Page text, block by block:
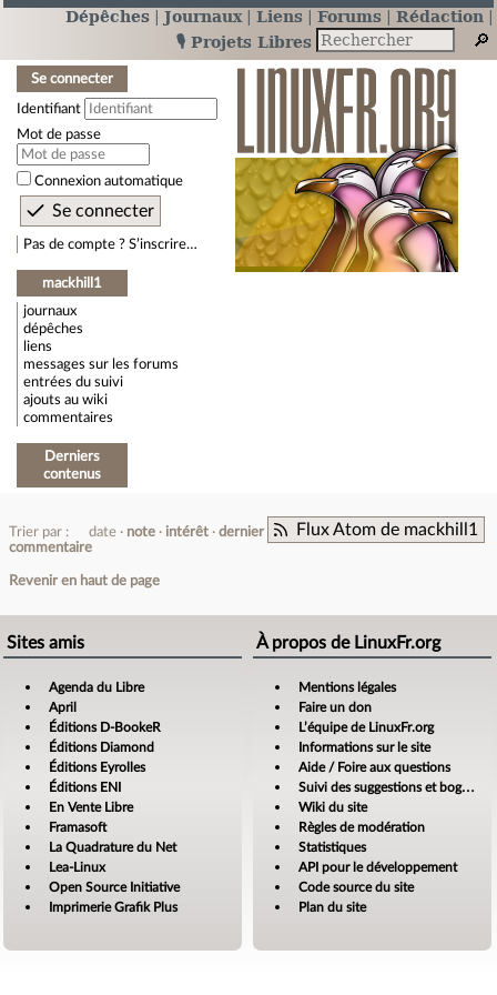
Dépêches Journaux Liens Forums
Rédaction
🎙️ Projets Libres
Se connecter
Identifiant
Mot de passe
Connexion automatique
Pas de compte ? S’inscrire…
mackhill1
journaux
dépêches
liens
messages sur les forums
entrées du suivi
ajouts au wiki
commentaires
Derniers
contenus
Flux Atom de mackhill1
Trier par : date note intérêt
dernier
commentaire
Revenir en haut de page
Sites amis
Agenda du Libre
April
Éditions D-BookeR
Éditions Diamond
Éditions Eyrolles
Éditions ENI
En Vente Libre
Framasoft
La Quadrature du Net
Lea-Linux
Open Source Initiative
Imprimerie Grafik Plus
À propos de LinuxFr.org
Mentions légales
Faire un don
L’équipe de LinuxFr.org
Informations sur le site
Aide / Foire aux questions
Suivi des suggestions et bogues
Wiki du site
Règles de modération
Statistiques
API pour le développement
Code source du site
Plan du site